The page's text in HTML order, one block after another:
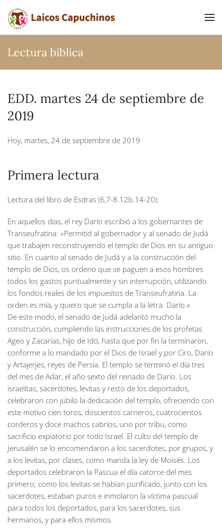
Ir al contenido principal
Lectura bíblica
EDD. martes 24 de septiembre de
2019
Hoy, martes, 24 de septiembre de 2019
Primera lectura
Lectura del libro de Esdras (6,7-8.12b.14-20):
En aquellos días, el rey Darío escribió a los gobernantes de
Transeufratina: «Permitid al gobernador y al senado de Judá
que trabajen reconstruyendo el templo de Dios en su antiguo
sitio. En cuanto al senado de Judá y a la construcción del
templo de Dios, os ordeno que se paguen a esos hombres
todos los gastos puntualmente y sin interrupción, utilizando
los fondos reales de los impuestos de Transeufratina. La
orden es mía, y quiero que se cumpla a la letra. Darío.»
De este modo, el senado de Judá adelantó mucho la
construcción, cumpliendo las instrucciones de los profetas
Ageo y Zacarías, hijo de Idó, hasta que por fin la terminaron,
conforme a lo mandado por el Dios de Israel y por Ciro, Darío
y Artajerjes, reyes de Persia. El templo se terminó el día tres
del mes de Adar, el año sexto del reinado de Darío. Los
israelitas, sacerdotes, levitas y resto de los deportados,
celebraron con júbilo la dedicación del templo, ofreciendo con
este motivo cien toros, doscientos carneros, cuatrocientos
corderos y doce machos cabríos, uno por tribu, como
sacrificio expiatorio por todo Israel. El culto del templo de
Jerusalén se lo encomendaron a los sacerdotes, por grupos, y
a los levitas, por clases, como manda la ley de Moisés. Los
deportados celebraron la Pascua el día catorce del mes
primero; como los levitas se habían purificado, junto con los
sacerdotes, estaban puros e inmolaron la víctima pascual
para todos los deportados, para los sacerdotes, sus
hermanos, y para ellos mismos.